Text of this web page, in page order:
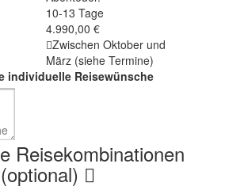
10-13 Tage
4.990,00 €
Zwischen Oktober und
März (siehe Termine)
individuelle Reisewünsche
Reisekombinationen
(optional)